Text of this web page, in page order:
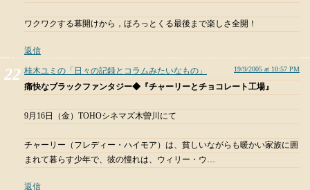
ワクワクする幕開けから，ほろっとくる最後まで楽しさ全開！
返信
桂木ユミの「日々の記録とコラムみたいなもの」 19/9/2005 at 10:57 PM
痛快なブラックファンタジー◆『チャーリーとチョコレート工場』
9月16日（金）TOHOシネマズ木曽川にて
チャーリー（フレディー・ハイモア）は、貧しいながらも暖かい家族に囲
まれて暮らす少年で、彼の憧れは、ウィリー・ウ…
返信